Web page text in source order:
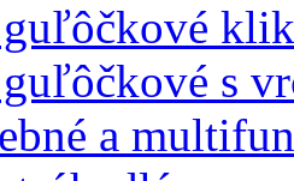
guľôčkové
guľôčkové s
a